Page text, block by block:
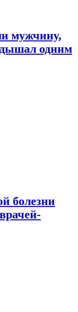
мужчину,
одним
болезни